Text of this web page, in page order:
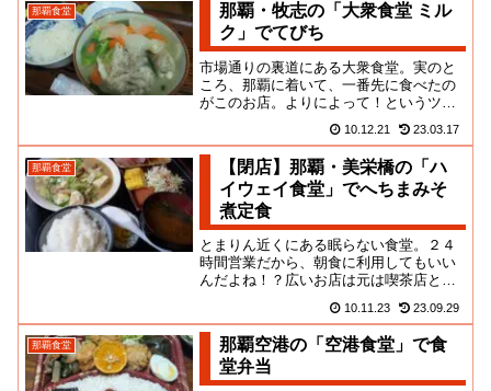
那覇食堂
那覇・牧志の「大衆食堂 ミル
ク」でてびち
市場通りの裏道にある大衆食堂。実のと
ころ、那覇に着いて、一番先に食べたの
がこのお店。よりによって！というツッ
裏手だし、一応、観光客向けの...
10.12.21 23.03.17
那覇食堂
【閉店】那覇・美栄橋の「ハ
イウェイ食堂」でへちまみそ
煮定食
とまりん近くにある眠らない食堂。２４
時間営業だから、朝食に利用してもいい
んだよね！？広いお店は元は喫茶店とい
か見えないギラゴテ内装で無駄...
10.11.23 23.09.29
那覇食堂
那覇空港の「空港食堂」で食
堂弁当